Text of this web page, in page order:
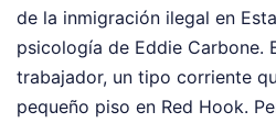
de la inmigración ilegal en
psicología de Eddie Carbone.
trabajador, un tipo corriente
pequeño piso en Red Hook.